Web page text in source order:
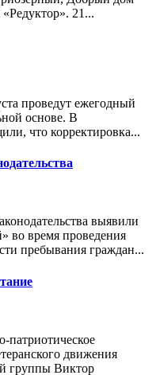
21...
проведут ежегодный
основе. В
что корректировка...
выявили
время проведения
пребывания граждан...
патриотическое
движения
группы Виктор